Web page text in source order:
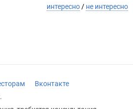
интересно / не интересно
Вконтакте